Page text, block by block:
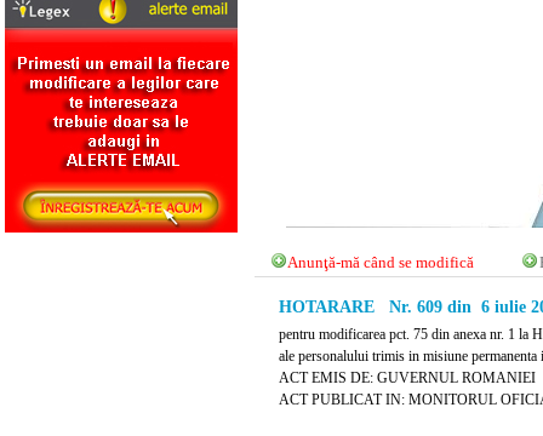
Anunţă-mă când se modifică
HOTARARE Nr. 609 din 6 iulie
pentru modificarea pct. 75 din anexa nr. 1 la
ale personalului trimis in misiune permanenta
ACT EMIS DE: GUVERNUL ROMANIEI
ACT PUBLICAT IN: MONITORUL